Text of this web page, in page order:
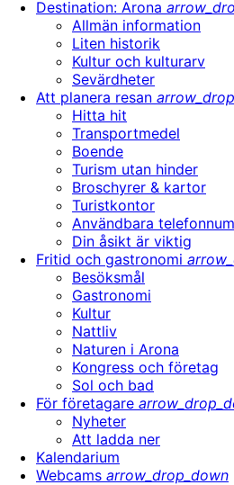
Destination: Arona
Allmän information
Liten historik
Kultur och kulturarv
Sevärdheter
Att planera resan
Hitta hit
Transportmedel
Boende
Turism utan hinder
Broschyrer & kartor
Turistkontor
Användbara
Din åsikt är viktig
Fritid och gastronomi
Besöksmål
Gastronomi
Kultur
Nattliv
Naturen i Arona
Kongress och företag
Sol och bad
För företagare
Nyheter
Att ladda ner
Kalendarium
Webcams arrow_drop_down